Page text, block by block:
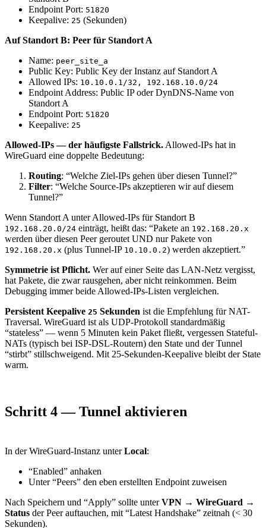
Endpoint Port: 51820
Keepalive: 25 (Sekunden)
Auf Standort B: Peer für Standort A
Name: peer_site_a
Public Key: Public Key der Instanz auf Standort A
Allowed IPs: 10.10.0.1/32, 192.168.10.0/24
Endpoint Address: Public IP oder DynDNS-Name von
Standort A
Endpoint Port: 51820
Keepalive: 25
Allowed-IPs — der häufigste Fallstrick. Allowed-IPs hat in
WireGuard eine doppelte Bedeutung:
Routing: “Welche Ziel-IPs gehen über diesen Tunnel?”
Filter: “Welche Source-IPs akzeptieren wir auf diesem
Tunnel?”
Wenn Standort A unter Allowed-IPs für Standort B
192.168.20.0/24 einträgt, heißt das: “Pakete an 192.168.20.x
werden über diesen Peer geroutet UND nur Pakete von
192.168.20.x (plus Tunnel-IP 10.10.0.2) werden akzeptiert.”
Symmetrie ist Pflicht. Wer auf einer Seite das LAN-Netz vergisst,
hat Pakete, die zwar rausgehen, aber nicht reinkommen. Beim
Debugging immer beide Allowed-IPs-Listen vergleichen.
Persistent Keepalive 25 Sekunden ist die Empfehlung für NAT-
Traversal. WireGuard ist als UDP-Protokoll standardmäßig
“stateless” — wenn 5 Minuten kein Paket fließt, vergessen Stateful-
NATs (typisch bei ISP-DSL-Routern) den State und der Tunnel
“stirbt” stillschweigend. Mit 25-Sekunden-Keepalive bleibt der State
warm.
Schritt 4 — Tunnel aktivieren
In der WireGuard-Instanz unterLocal:
“Enabled” anhaken
Unter “Peers” den eben erstellten Endpoint zuweisen
Nach Speichern und “Apply” sollte unterVPN → WireGuard →
Status der Peer auftauchen, mit “Latest Handshake” zeitnah (< 30
Sekunden).